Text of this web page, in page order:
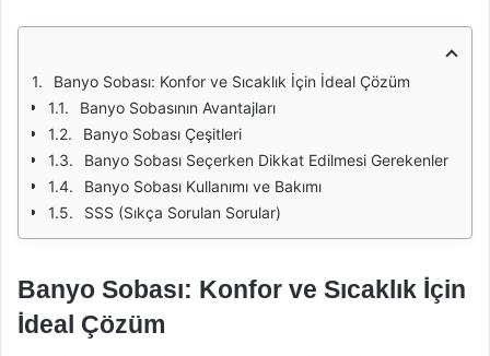
Banyo Sobası: Konfor ve Sıcaklık İçin İdeal Çözüm
Banyo Sobasının Avantajları
Banyo Sobası Çeşitleri
Banyo Sobası Seçerken Dikkat Edilmesi Gerekenler
Banyo Sobası Kullanımı ve Bakımı
SSS (Sıkça Sorulan Sorular)
Banyo Sobası: Konfor ve Sıcaklık İçin
İdeal Çözüm